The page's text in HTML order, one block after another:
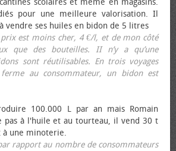
scolaires et même en magasins.
pour une meilleure valorisation. Il
vendre ses huiles en bidon de 5 litres
est moins cher, 4 €/l, et de mon côté
que des bouteilles. II n’y a qu’une
sont réutilisables. En trois voyages
au consommateur, un bidon est
100.000 L par an mais Romain
pas à l'huile et au tourteau, il vend 30 t
une minoterie.
rapport au nombre de consommateurs